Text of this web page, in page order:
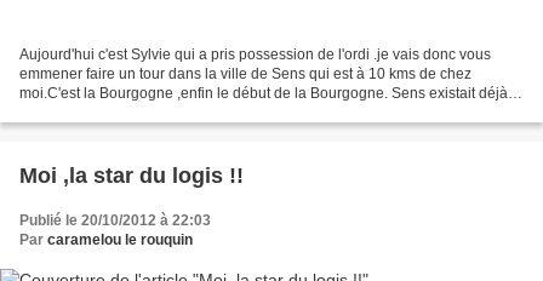
Aujourd'hui c'est Sylvie qui a pris possession de l'ordi .je vais donc vous
emmener faire un tour dans la ville de Sens qui est à 10 kms de chez
moi.C'est la Bourgogne ,enfin le début de la Bourgogne. Sens existait déjà
Moi ,la star du logis !!
Publié le 20/10/2012 à 22:03
Par caramelou le rouquin